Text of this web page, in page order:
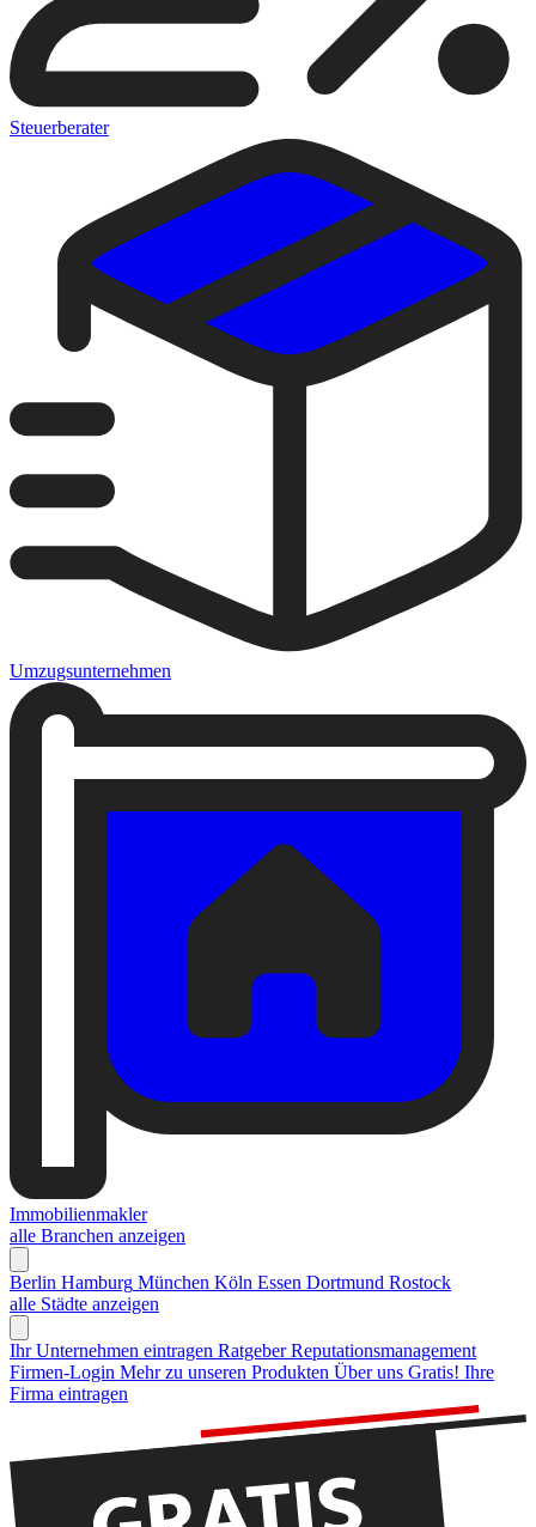
Steuerberater
Umzugsunternehmen
Immobilienmakler
alle Branchen anzeigen
Berlin Hamburg München Köln Essen Dortmund Rostock
alle Städte anzeigen
Ihr Unternehmen eintragen Ratgeber Reputationsmanagement
Firmen-Login Mehr zu unseren Produkten Über uns Gratis! Ihre
Firma eintragen